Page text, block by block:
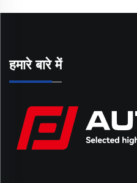
हमारे बारे में